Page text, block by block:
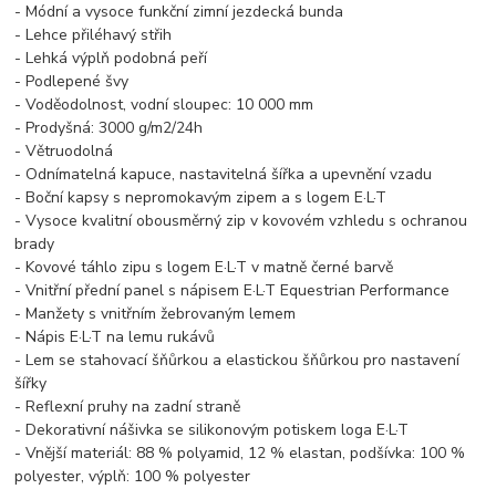
- Módní a vysoce funkční zimní jezdecká bunda
- Lehce přiléhavý střih
- Lehká výplň podobná peří
- Podlepené švy
- Voděodolnost, vodní sloupec: 10 000 mm
- Prodyšná: 3000 g/m2/24h
- Větruodolná
- Odnímatelná kapuce, nastavitelná šířka a upevnění vzadu
- Boční kapsy s nepromokavým zipem a s logem E·L·T
- Vysoce kvalitní obousměrný zip v kovovém vzhledu s ochranou
brady
- Kovové táhlo zipu s logem E·L·T v matně černé barvě
- Vnitřní přední panel s nápisem E·L·T Equestrian Performance
- Manžety s vnitřním žebrovaným lemem
- Nápis E·L·T na lemu rukávů
- Lem se stahovací šňůrkou a elastickou šňůrkou pro nastavení
šířky
- Reflexní pruhy na zadní straně
- Dekorativní nášivka se silikonovým potiskem loga E·L·T
- Vnější materiál: 88 % polyamid, 12 % elastan, podšívka: 100 %
polyester, výplň: 100 % polyester